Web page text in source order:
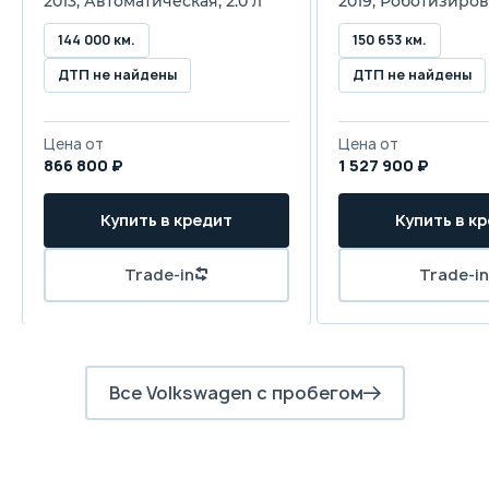
144 000 км.
ДТП не найдены
Цена от
866 800 ₽
Купить в кредит
Trade-in
150 653 км.
ДТП не найдены
Цена от
1 527 900 ₽
Купить в
Trade-in
Все Volkswagen с пробегом